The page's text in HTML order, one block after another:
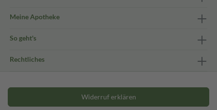
Meine Apotheke
So geht's
Rechtliches
Widerruf erklären